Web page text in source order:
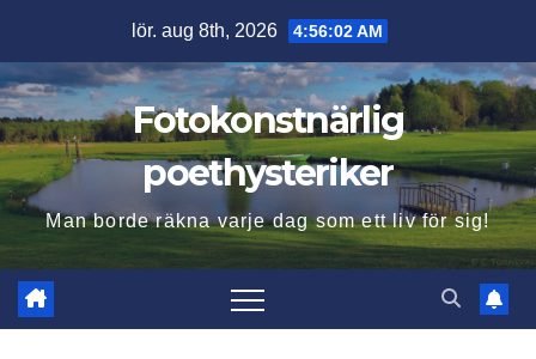
innehåll
lör. aug 8th, 2026 4:56:03 AM
Fotokonstnärlig
poethysteriker
Man borde räkna varje dag som ett liv för sig!